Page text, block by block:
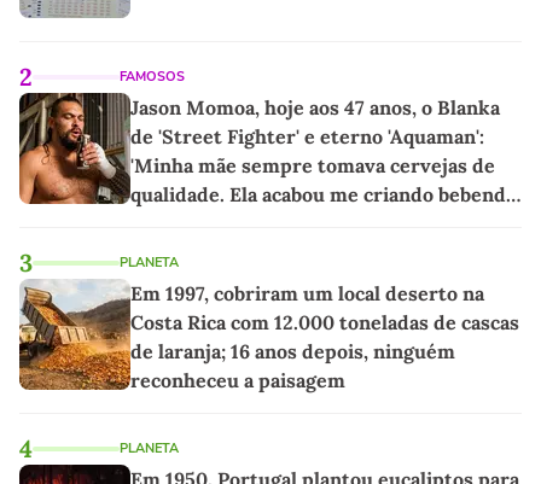
2 FAMOSOS
Jason Momoa, hoje aos 47 anos, o Blanka
de 'Street Fighter' e eterno 'Aquaman':
'Minha mãe sempre tomava cervejas de
qualidade. Ela acabou me criando bebendo
3 PLANETA
Em 1997, cobriram um local deserto na
Costa Rica com 12.000 toneladas de cascas
de laranja; 16 anos depois, ninguém
reconheceu a paisagem
4 PLANETA